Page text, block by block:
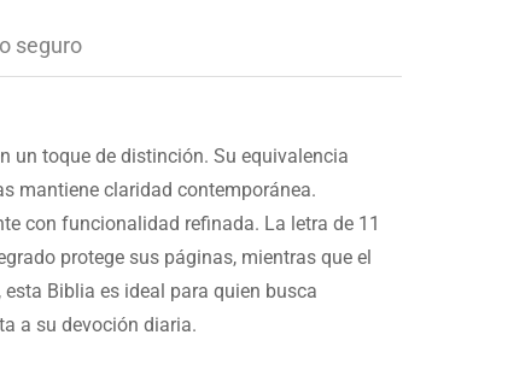
seguro
un toque de distinción. Su equivalencia
mantiene claridad contemporánea.
con funcionalidad refinada. La letra de 11
protege sus páginas, mientras que el
Biblia es ideal para quien busca
a su devoción diaria.